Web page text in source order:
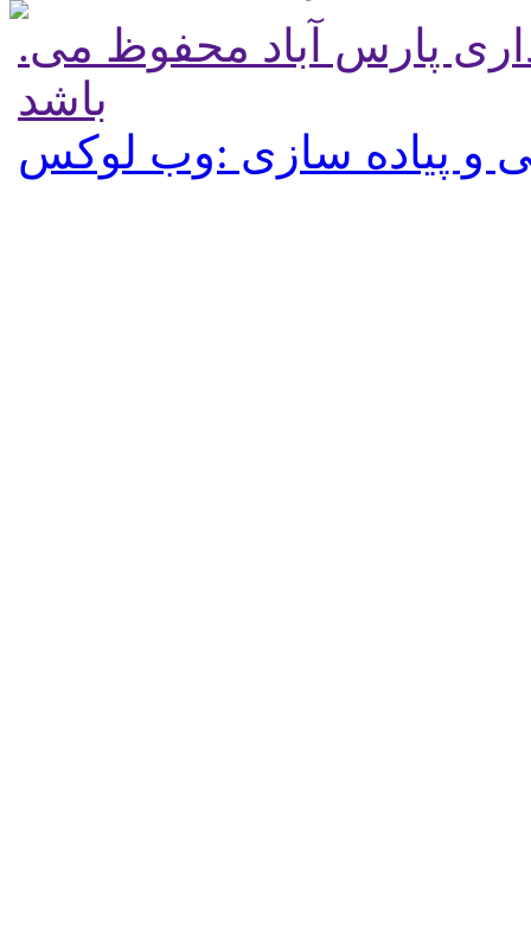
.تمامی حقوق برای پایگاه شهرداری پارس آباد محفوظ می
باشد
و پیاده سازی :وب لوکس